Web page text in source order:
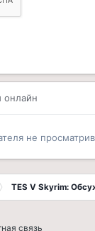
онлайн
не
TES V Skyrim:
связь